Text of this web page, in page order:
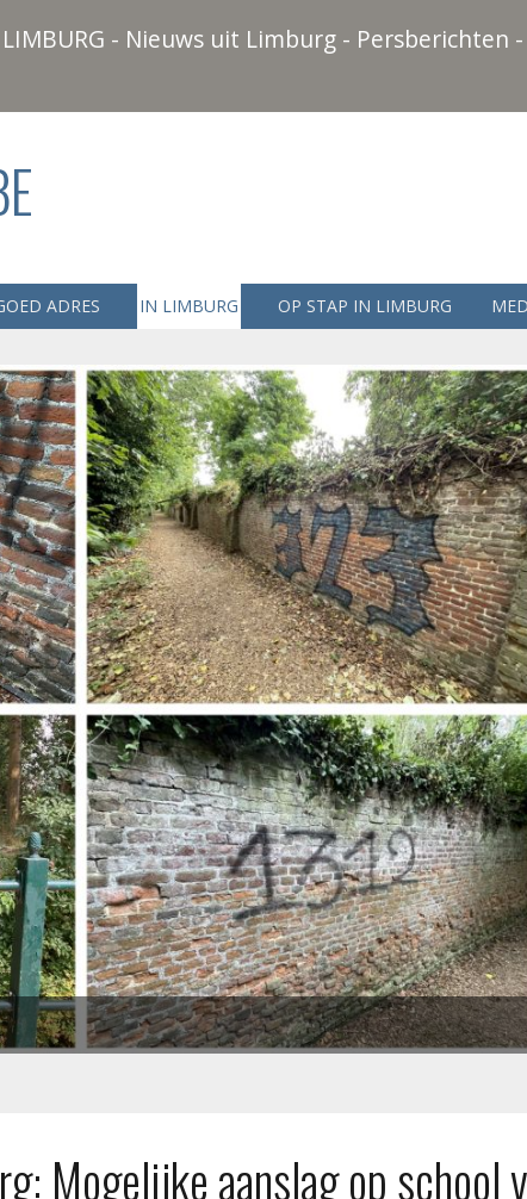
- Nieuws uit Limburg -
ADRES IN LIMBURG OP STAP IN LIMBURG
Mogelijke aanslag op school